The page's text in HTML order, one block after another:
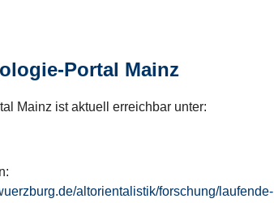
Portal Mainz
Mainz ist aktuell erreichbar unter:
altorientalistik/forschung/laufende-